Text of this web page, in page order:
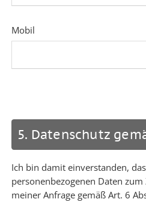
Mobil
5. Datenschutz
Ich bin damit einverstanden,
personenbezogenen Daten
meiner Anfrage gemäß Art. 6